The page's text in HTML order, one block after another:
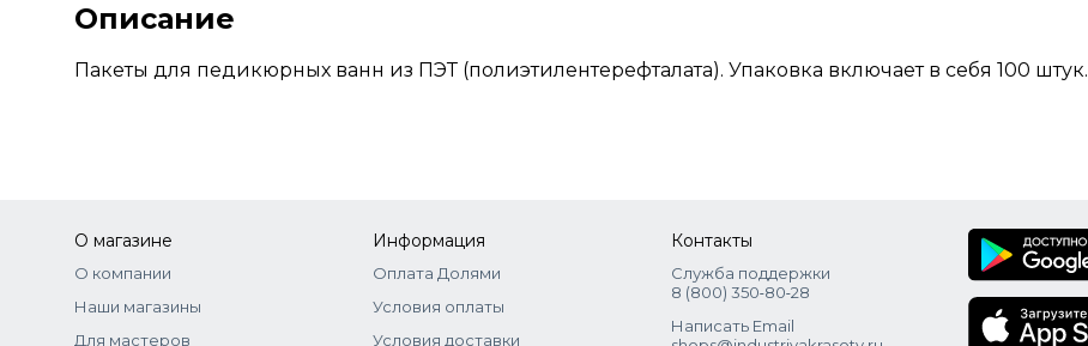
Описание
Пакеты для педикюрных ванн из ПЭТ (полиэтилентерефталата). Упаковка включает в себя 100 штук.
О магазине
О компании
Наши магазины
Для мастеров
Информация
Оплата Долями
Условия оплаты
Условия доставки
Контакты
Служба поддержки
8 (800) 350‑80‑28
Написать Email